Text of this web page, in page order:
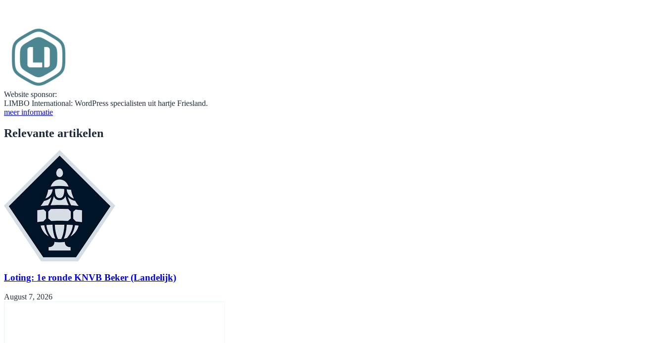
Website sponsor:
LIMBO International: WordPress specialisten uit hartje Friesland.
meer informatie
Relevante artikelen
Loting: 1e ronde KNVB Beker (Landelijk)
August 7, 2026